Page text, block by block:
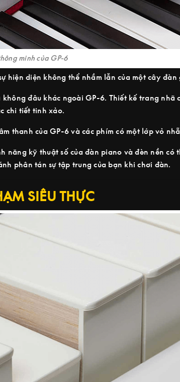
minh của GP-6
hiện diện không thể nhầm lẫn của một cây
đâu khác ngoài GP-6. Thiết kế trang nhã
chi tiết tinh xảo.
thanh của GP-6 và các phím có một lớp vỏ
kỹ thuật số của đàn piano và đèn nền có
phân tán sự tập trung của bạn khi chơi đàn.
SIÊU THỰC